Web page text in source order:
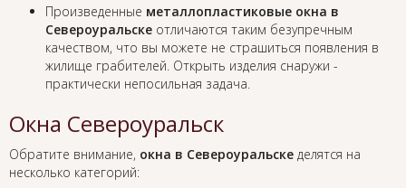
Произведенные металлопластиковые окна в
Североуральске отличаются таким безупречным
качеством, что вы можете не страшиться появления в
жилище грабителей. Открыть изделия снаружи -
практически непосильная задача.
Окна Североуральск
Обратите внимание, окна в Североуральске делятся на
несколько категорий: